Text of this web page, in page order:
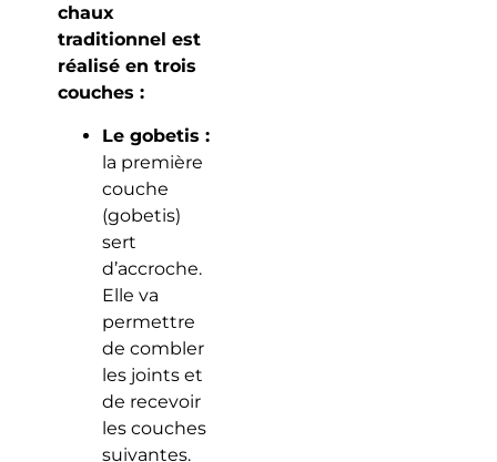
chaux
traditionnel est
réalisé en trois
couches :
Le gobetis :
la première
couche
(gobetis)
sert
d’accroche.
Elle va
permettre
de combler
les joints et
de recevoir
les couches
suivantes.